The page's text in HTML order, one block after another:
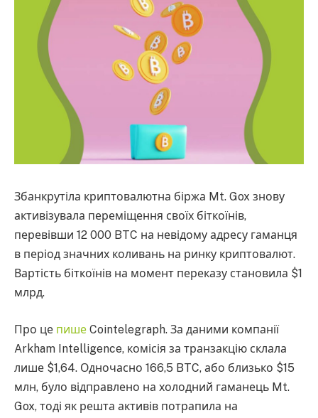
Збанкрутіла криптовалютна біржа Mt. Gox знову
активізувала переміщення своїх біткоїнів,
перевівши 12 000 BTC на невідому адресу гаманця
в період значних коливань на ринку криптовалют.
Вартість біткоїнів на момент переказу становила $1
млрд.
Про це пише Cointelegraph. За даними компанії
Arkham Intelligence, комісія за транзакцію склала
лише $1,64. Одночасно 166,5 BTC, або близько $15
млн, було відправлено на холодний гаманець Mt.
Gox, тоді як решта активів потрапила на